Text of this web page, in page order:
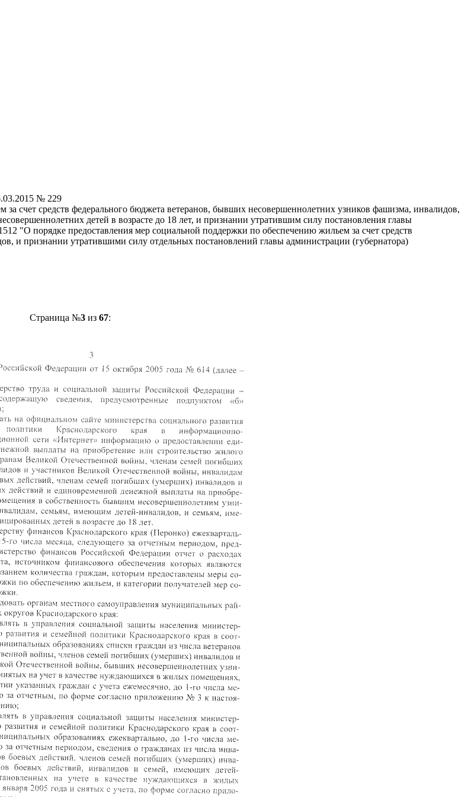
№ 229
счет средств федерального бюджета ветеранов, бывших несовершеннолетних узников фашизма, инвалидов,
детей в возрасте до 18 лет, и признании утратившим силу постановления главы
"О порядке предоставления мер социальной поддержки по обеспечению жильем за счет средств
и признании утратившими силу отдельных постановлений главы администрации (губернатора)
Страница №3из 67: